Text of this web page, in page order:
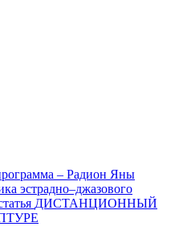
– Радион Яны
эстрадно–джазового
ДИСТАНЦИОННЫЙ